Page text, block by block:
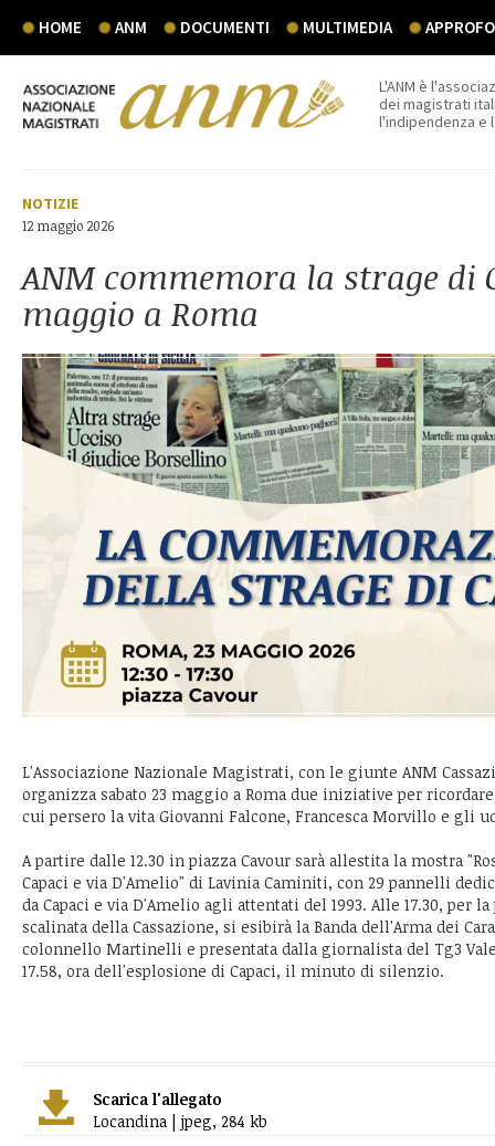
HOME ANM DOCUMENTI MULTIMEDIA
L'ANM è
dei magistrati
l'indipendenza e
NOTIZIE
12 maggio 2026
ANM commemora la strage di
maggio a Roma
L'Associazione Nazionale Magistrati, con le giunte ANM
organizza sabato 23 maggio a Roma due iniziative per
cui persero la vita Giovanni Falcone, Francesca Morvillo e gli
A partire dalle 12.30 in piazza Cavour sarà allestita la mostra
Capaci e via D'Amelio" di Lavinia Caminiti, con 29 pannelli
da Capaci e via D'Amelio agli attentati del 1993. Alle 17.30, per
scalinata della Cassazione, si esibirà la Banda dell'Arma dei
colonnello Martinelli e presentata dalla giornalista del Tg3
17.58, ora dell'esplosione di Capaci, il minuto di silenzio.
Scarica l'allegato
Locandina | jpeg, 284 kb